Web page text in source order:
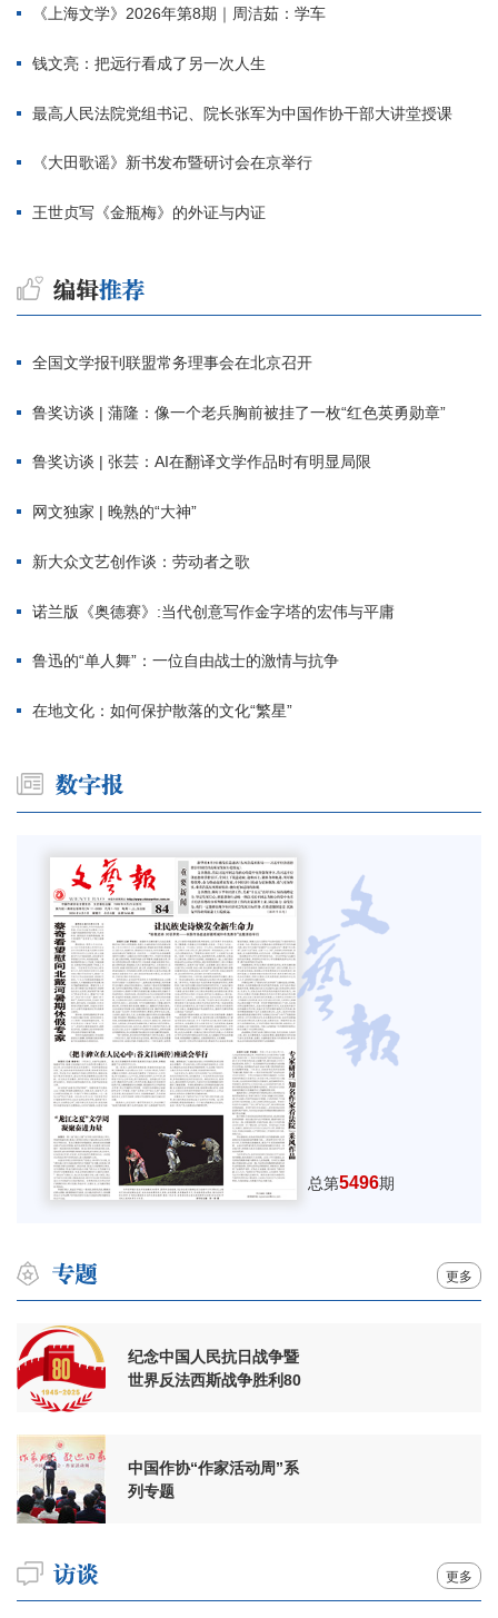
《上海文学》2026年第8期｜周洁茹：学车
钱文亮：把远行看成了另一次人生
最高人民法院党组书记、院长张军为中国作协干部大讲堂授课
《大田歌谣》新书发布暨研讨会在京举行
王世贞写《金瓶梅》的外证与内证
全国文学报刊联盟常务理事会在北京召开
鲁奖访谈 | 蒲隆：像一个老兵胸前被挂了一枚“红色英勇勋章”
鲁奖访谈 | 张芸：AI在翻译文学作品时有明显局限
网文独家 | 晚熟的“大神”
新大众文艺创作谈：劳动者之歌
诺兰版《奥德赛》:当代创意写作金字塔的宏伟与平庸
鲁迅的“单人舞”：一位自由战士的激情与抗争
在地文化：如何保护散落的文化“繁星”
总第5496期
更多
纪念中国人民抗日战争暨
世界反法西斯战争胜利80
中国作协“作家活动周”系
列专题
更多